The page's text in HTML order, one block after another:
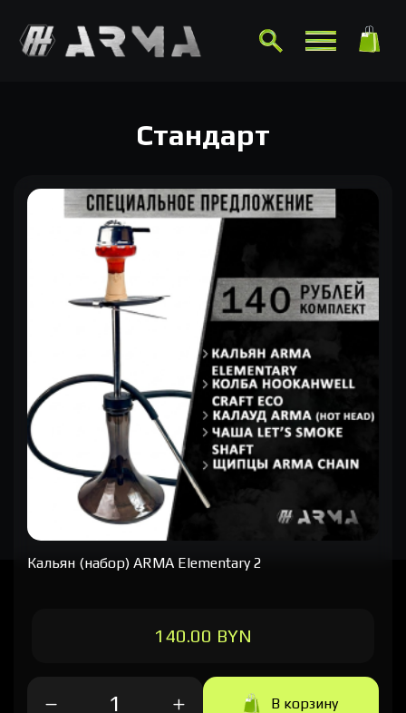
Стандарт
Кальян (набор) ARMA Elementary 2
140.00 BYN
В корзину